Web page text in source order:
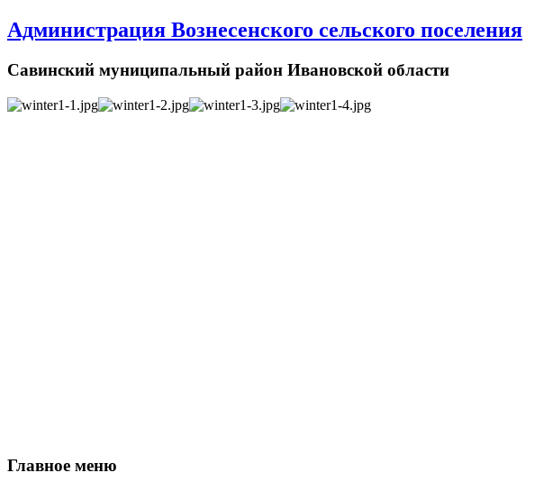
Администрация Вознесенского сельского поселения
Савинский муниципальный район Ивановской области
Главное меню